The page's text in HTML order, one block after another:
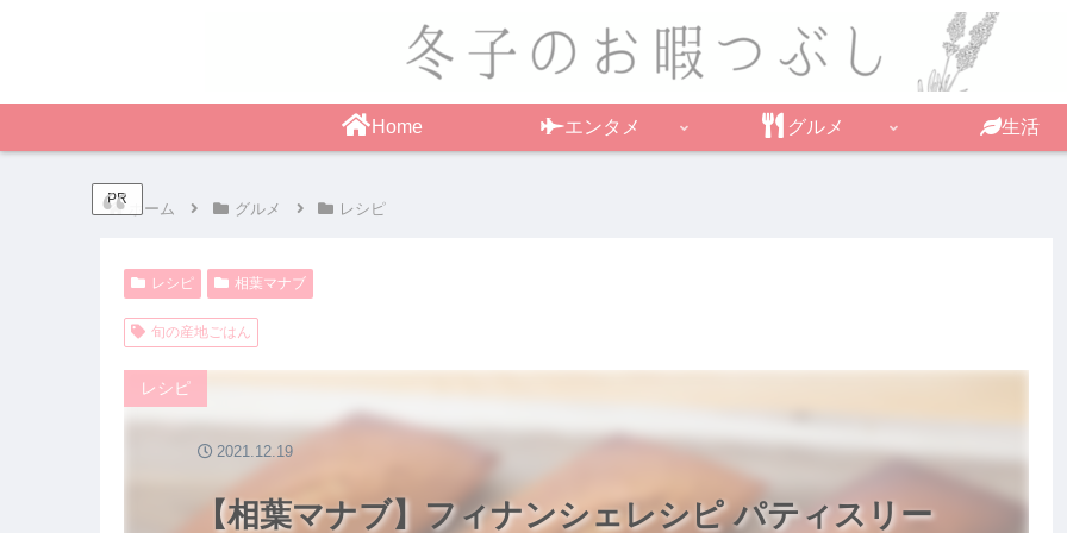
Home エンタメ グルメ 生活
PR
ホーム グルメ レシピ
レシピ 相葉マナブ
旬の産地ごはん
【相葉マナブ】フィナンシェレシピ パティスリー
レシピ
2021.12.19